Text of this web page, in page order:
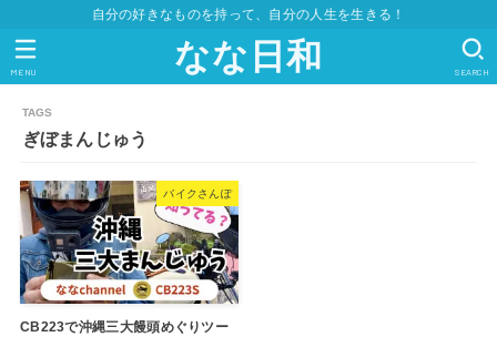
自分の好きなものを持って、自分の人生を生きる！
なな日和 SEARCH
MENU
ぎぼまんじゅう
バイクさんぽ
CB223で沖縄三大饅頭めぐりツー